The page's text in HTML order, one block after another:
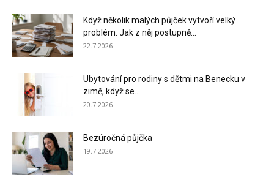
Když několik malých půjček vytvoří velký
problém. Jak z něj postupně...
22.7.2026
Ubytování pro rodiny s dětmi na Benecku v
zimě, když se...
20.7.2026
Bezúročná půjčka
19.7.2026